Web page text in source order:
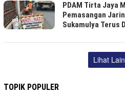
PDAM Tirta Jaya
Pemasangan
Sukamulya Terus
Lihat
TOPIK POPULER